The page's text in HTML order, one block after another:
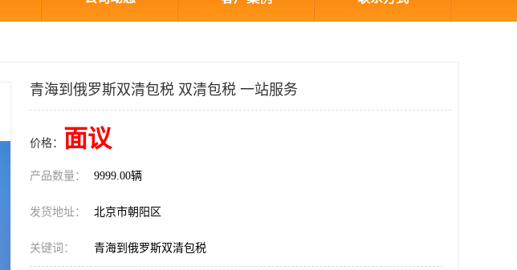
青海到俄罗斯双清包税 双清包税 一站服务
价格： 面议
产品数量： 9999.00辆
发货地址： 北京市朝阳区
关键词： 青海到俄罗斯双清包税